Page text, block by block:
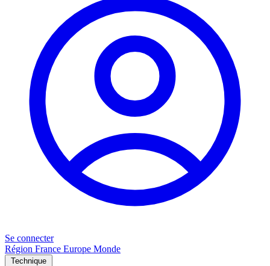
Se connecter
Région France Europe Monde
Technique